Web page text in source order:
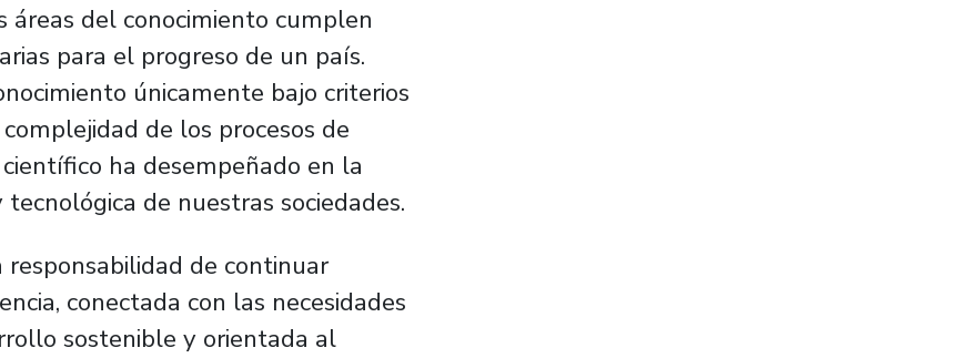
áreas del conocimiento cumplen
para el progreso de un país.
únicamente bajo criterios
de los procesos de
ha desempeñado en la
de nuestras sociedades.
de continuar
conectada con las necesidades
sostenible y orientada al